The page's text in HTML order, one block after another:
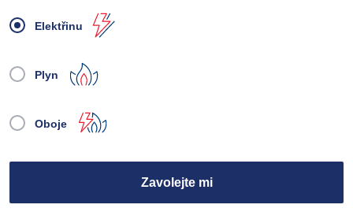
Elektřinu
Plyn
Oboje
Zavolejte mi